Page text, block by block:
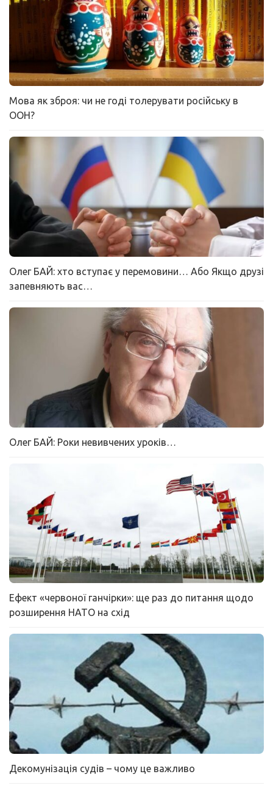
Мова як зброя: чи не годі толерувати російську в
ООН?
Олег БАЙ: хто вступає у перемовини… Або Якщо друзі
запевняють вас…
Олег БАЙ: Роки невивчених уроків…
Ефект «червоної ганчірки»: ще раз до питання щодо
розширення НАТО на схід
Декомунізація судів – чому це важливо